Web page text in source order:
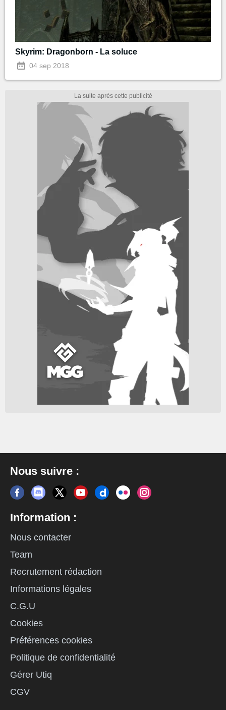
Skyrim: Dragonborn - La soluce
04 sep 2018
Nous suivre :
Information :
Nous contacter
Team
Recrutement rédaction
Informations légales
C.G.U
Cookies
Préférences cookies
Politique de confidentialité
Gérer Utiq
CGV